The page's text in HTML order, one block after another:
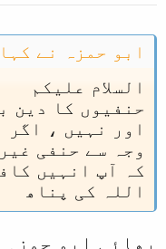
ابو حمزہ نے
السلام علیکم
حنفیوں کا دین
اور نہیں ، اگر
وجہ سے حنفی
کہ آپ انہیں
اللہ کی پناھ
بھائی ابو